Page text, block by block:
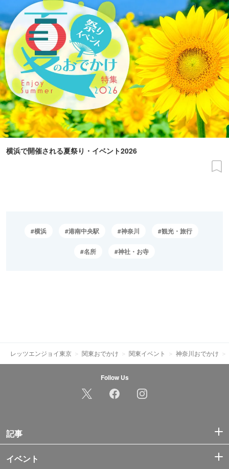
横浜で開催される夏祭り・イベント2026
横浜 港南中央駅 神奈川 観光・旅行
名所 神社・お寺
レッツエンジョイ東京 関東おでかけ 関東イベント 神奈川おでかけ
Follow Us
記事
イベント